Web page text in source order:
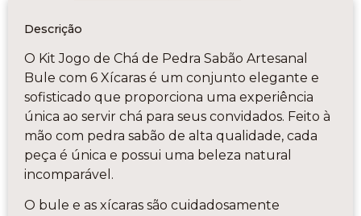
Descrição
O Kit Jogo de Chá de Pedra Sabão Artesanal
Bule com 6 Xícaras é um conjunto elegante e
sofisticado que proporciona uma experiência
única ao servir chá para seus convidados. Feito à
mão com pedra sabão de alta qualidade, cada
peça é única e possui uma beleza natural
incomparável.
O bule e as xícaras são cuidadosamente